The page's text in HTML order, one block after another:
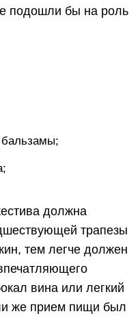
подошли бы на роль
бальзамы;
должна
трапезы
тем легче должен
вина или легкий
же прием пищи был